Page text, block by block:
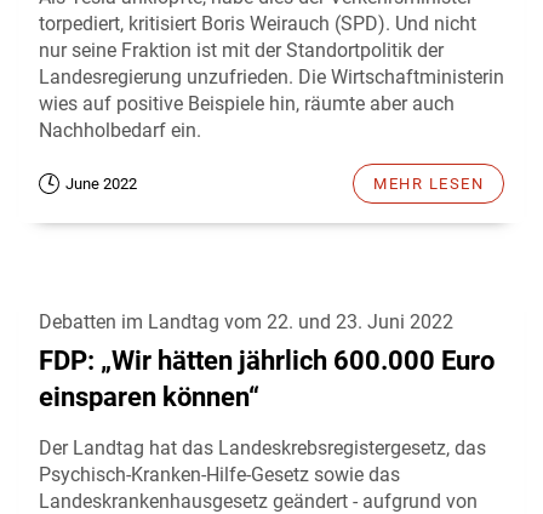
torpediert, kritisiert Boris Weirauch (SPD). Und nicht
nur seine Fraktion ist mit der Standortpolitik der
Landesregierung unzufrieden. Die Wirtschaftministerin
wies auf positive Beispiele hin, räumte aber auch
Nachholbedarf ein.
June 2022 MEHR LESEN
Debatten im Landtag vom 22. und 23. Juni 2022
FDP: „Wir hätten jährlich 600.000 Euro
einsparen können“
Der Landtag hat das Landeskrebsregistergesetz, das
Psychisch-Kranken-Hilfe-Gesetz sowie das
Landeskrankenhausgesetz geändert - aufgrund von